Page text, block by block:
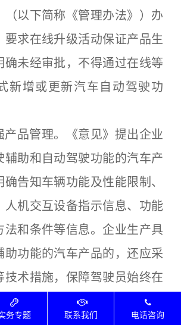
（以下简称《管理办法》）办
要求在线升级活动保证产品生
确未经审批，不得通过在线等
新增或更新汽车自动驾驶功
品管理。《意见》提出企业
辅助和自动驾驶功能的汽车产
告知车辆功能及性能限制、
人机交互设备指示信息、功能
法和条件等信息。企业生产具
助功能的汽车产品的，还应采
技术措施，保障驾驶员始终在
态驾驶任务。企业生产具有自
务专题 联系我们 电话咨询